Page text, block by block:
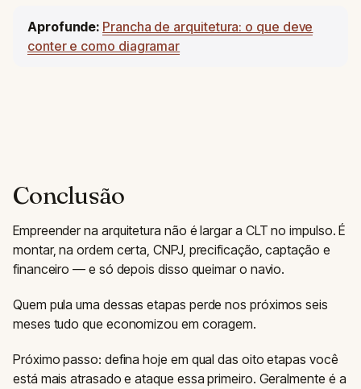
Aprofunde: Prancha de arquitetura: o que deve
conter e como diagramar
Conclusão
Empreender na arquitetura não é largar a CLT no impulso. É
montar, na ordem certa, CNPJ, precificação, captação e
financeiro — e só depois disso queimar o navio.
Quem pula uma dessas etapas perde nos próximos seis
meses tudo que economizou em coragem.
Próximo passo: defina hoje em qual das oito etapas você
está mais atrasado e ataque essa primeiro. Geralmente é a